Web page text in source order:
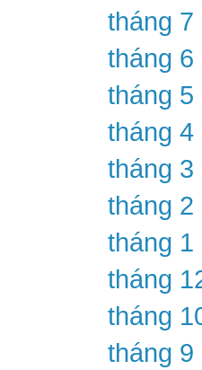
tháng 7
tháng 6
tháng 5
tháng 4
tháng 3
tháng 2
tháng 1
tháng
tháng
tháng 9